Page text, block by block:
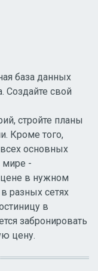
база данных
Создайте свой
стройте планы
Кроме того,
основных
мире -
в нужном
разных сетях
в
забронировать
цену.